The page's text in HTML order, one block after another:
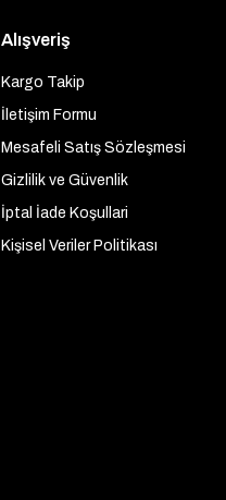
Alışveriş
Kargo Takip
İletişim Formu
Mesafeli Satış Sözleşmesi
Gizlilik ve Güvenlik
İptal İade Koşullari
Kişisel Veriler Politikası